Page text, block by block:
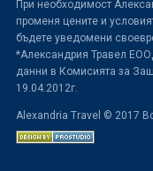
При необходимост
променя цените и
бъдете уведомени
*Александрия Травел
данни в Комисията за
19.04.2012г.
Alexandria Travel © 2017